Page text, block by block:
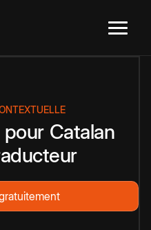
pour Catalan